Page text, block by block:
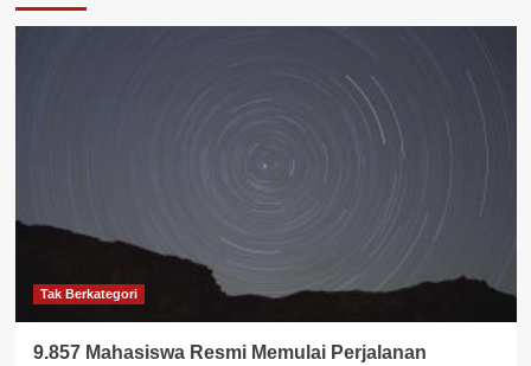
Tak Berkategori
9.857 Mahasiswa Resmi Memulai Perjalanan